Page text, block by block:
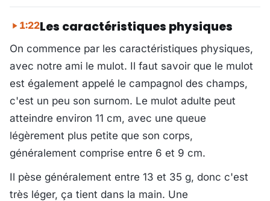
1:22Les caractéristiques physiques
On commence par les caractéristiques physiques,
avec notre ami le mulot. Il faut savoir que le mulot
est également appelé le campagnol des champs,
c'est un peu son surnom. Le mulot adulte peut
atteindre environ 11 cm, avec une queue
légèrement plus petite que son corps,
généralement comprise entre 6 et 9 cm.
Il pèse généralement entre 13 et 35 g, donc c'est
très léger, ça tient dans la main. Une